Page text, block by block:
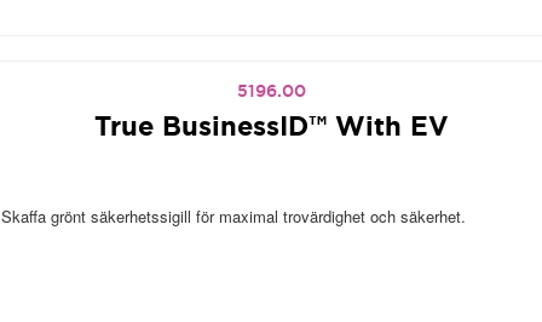
5196.00
True BusinessID™ With EV
Skaffa grönt säkerhetssigill för maximal trovärdighet och säkerhet.